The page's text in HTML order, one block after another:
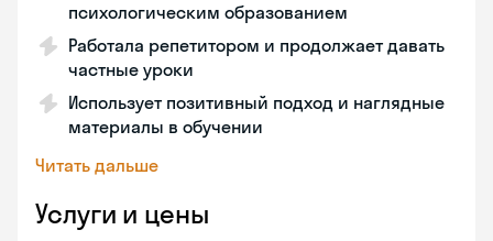
психологическим образованием
Работала репетитором и продолжает давать
частные уроки
Использует позитивный подход и наглядные
материалы в обучении
Читать дальше
Услуги и цены